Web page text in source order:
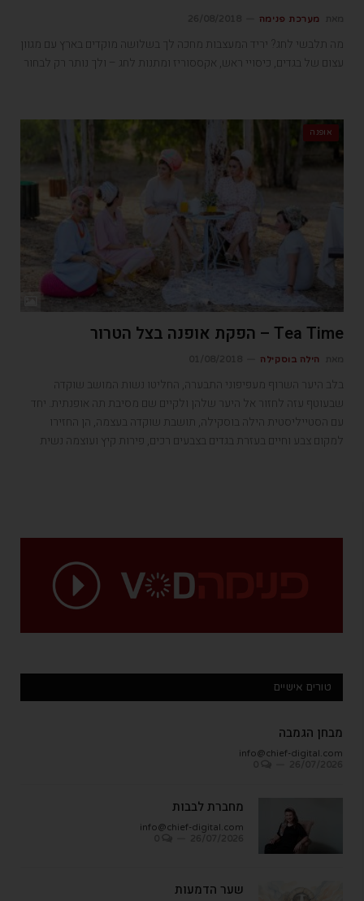
מערכת פנימה
מה תלבשי לחג? יריד המעצבות מחכה לך בשלושה מוקדים בארץ עם מגוון
עצום של בגדים, כיסויי ראש, אקססוריז ומתנות לחג – ולך נותר רק לבחור
אופנה
Tea Time – הפקת אופנה בצל הטרור
הילה בוסקילה
בלב היער השרוף מעפיפוני התבערה, החליטו נשות המושב שוקדה
שבעוטף עזה לחזור אל היער שלהן ולקיים שם מסיבת תה אופנתית. יחד
עם הסטייליסטית הילה בוסקילה, תושבת שוקדה בעצמה, הן החזירו
למקום צבע וחיים בעזרת בגדים בצבעים רכים, פירות קיץ ועוצמה נשית
טורים אישיים
מבחן הגמבה
info@chief-digital.com
מחברת לבבות
info@chief-digital.com
שער הדמעות